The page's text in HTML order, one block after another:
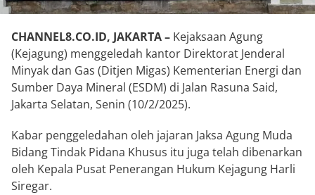
CHANNEL8.CO.ID, JAKARTA – Kejaksaan Agung
(Kejagung) menggeledah kantor Direktorat Jenderal
Minyak dan Gas (Ditjen Migas) Kementerian Energi dan
Sumber Daya Mineral (ESDM) di Jalan Rasuna Said,
Jakarta Selatan, Senin (10/2/2025).
Kabar penggeledahan oleh jajaran Jaksa Agung Muda
Bidang Tindak Pidana Khusus itu juga telah dibenarkan
oleh Kepala Pusat Penerangan Hukum Kejagung Harli
Siregar.